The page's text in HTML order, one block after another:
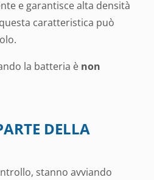
e garantisce alta densità
caratteristica può
la batteria è non
DELLA
stanno avviando